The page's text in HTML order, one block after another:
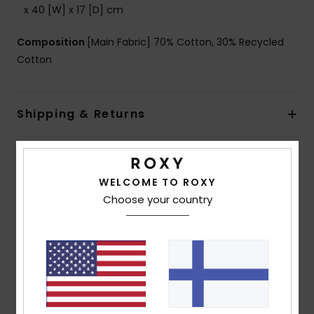
x 40 [W] x 17 [D] cm
Composition [Main Fabric] 70% Cotton, 30% Recycled
Cotton
Shipping & Returns
Customer Reviews
Average Score
4.5
based on2 verified reviews
WELCOME TO ROXY
Choose your country